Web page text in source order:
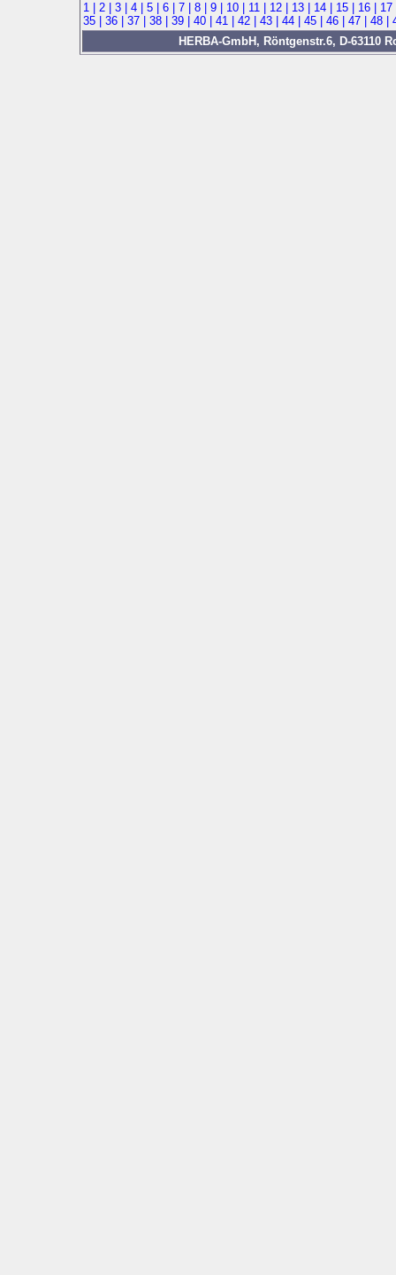
1 | 2 | 3 | 4 | 5 | 6 | 7 | 8 | 9 | 10 | 11 | 12 | 13 | 14 | 15 | 16 |
35 | 36 | 37 | 38 | 39 | 40 | 41 | 42 | 43 | 44 | 45 | 46 | 47 | 48 |
HERBA-GmbH, Röntgenstr.6, D-63110